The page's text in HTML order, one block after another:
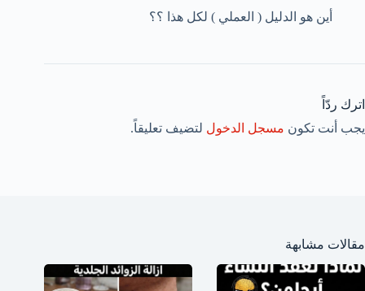
أين هو الدليل ( العملي ) لكل هذا ؟؟
اترك ردّاً
يجب أنت تكون مسجل الدخول لتضيف تعليقاً.
مقالات مشابهة